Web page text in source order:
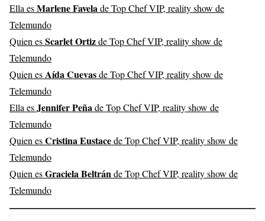
Ella esMarlene Favelade Top Chef VIP, reality show de
Telemundo
Quien esScarlet Ortizde Top Chef VIP, reality show de
Telemundo
Quien esAída Cuevasde Top Chef VIP, reality show de
Telemundo
Ella esJennifer Peñade Top Chef VIP, reality show de
Telemundo
Quien esCristina Eustacede Top Chef VIP, reality show de
Telemundo
Quien esGraciela Beltránde Top Chef VIP, reality show de
Telemundo